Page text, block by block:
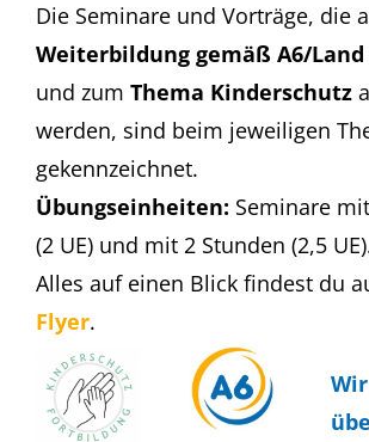
Die Seminare und Vorträge, die
Weiterbildung gemäß A6/
und zum Thema Kinderschutz
werden, sind beim jeweiligen
gekennzeichnet.
Übungseinheiten: Seminare
(2 UE) und mit 2 Stunden (2,5
Alles auf einen Blick findest du
Flyer.